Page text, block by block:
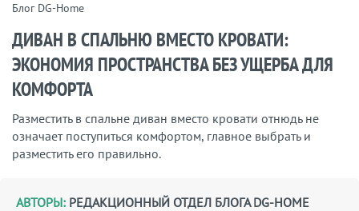
Блог DG-Home
ДИВАН В СПАЛЬНЮ ВМЕСТО КРОВАТИ:
ЭКОНОМИЯ ПРОСТРАНСТВА БЕЗ УЩЕРБА ДЛЯ
КОМФОРТА
Разместить в спальне диван вместо кровати отнюдь не
означает поступиться комфортом, главное выбрать и
разместить его правильно.
АВТОРЫ: РЕДАКЦИОННЫЙ ОТДЕЛ БЛОГА DG-HOME